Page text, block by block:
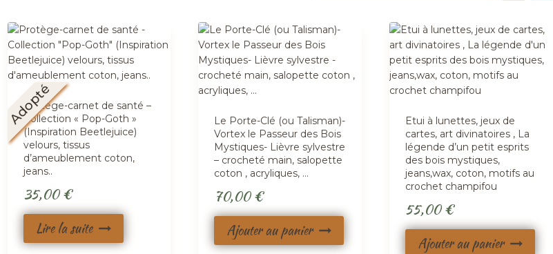
Adopté
Protège-carnet de santé –
Collection « Pop-Goth »
(Inspiration Beetlejuice)
velours, tissus
d’ameublement coton,
jeans..
35,00€
Lire la suite
Le Porte-Clé (ou Talisman)-
Vortex le Passeur des Bois
Mystiques- Lièvre sylvestre
– crocheté main, salopette
coton , acryliques, …
70,00€
Ajouter au panier
Etui à lunettes, jeux de
cartes, art divinatoires , La
légende d’un petit esprits
des bois mystiques,
jeans,wax, coton, motifs au
crochet champifou
55,00€
Ajouter au panier